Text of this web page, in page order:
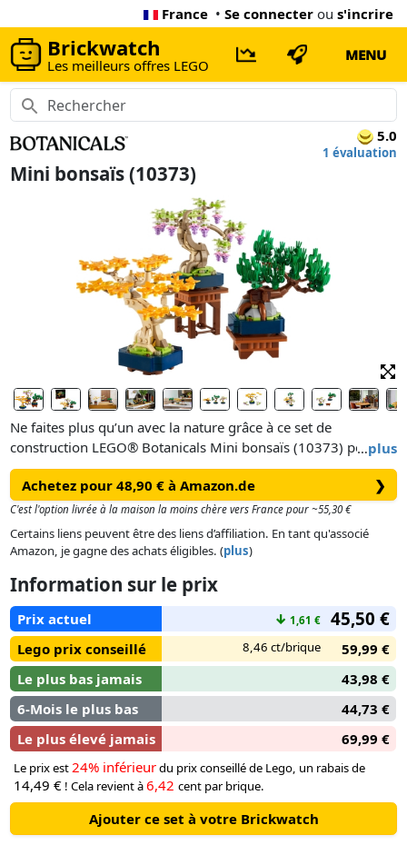
France • Se connecter ou s'incrire
Brickwatch
Les meilleurs offres LEGO
MENU
5.0
1 évaluation
Mini bonsaïs (10373)
…plus
Ne faites plus qu’un avec la nature grâce à ce set de
construction LEGO® Botanicals Mini bonsaïs (10373) pour
adultes, qui offre un projet agréable aux amoureux des
plantes.Décompressez en construisant 3 bonsaïs majestueux
: un ginkgo aux feuilles dorées, un pin noir aux aiguilles
vertes et une glycine ornée de fleurs lilas suspendues.
Chaque mini bonsaï est doté d’un feuillage interchangeable,
personnalisant vos arbres et en échangeant leurs feuilles. Le
set comprend également 2 supports qui offrent la possibilité
d’exposer les bonsaïs à différentes hauteurs et sous divers
angles, faisant de ces créations de superbes éléments de
décoration.
Achetez pour 48,90 € à Amazon.de ❯
C'est l'option livrée à la maison la moins chère vers France pour ~55,30 €
Certains liens peuvent être des liens d’affiliation. En tant qu'associé
Amazon, je gagne des achats éligibles. (plus)
Information sur le prix
Prix actuel ↓ 1,61 € 45,50 €
Lego prix conseillé 8,46 ct/brique
59,99 €
Le plus bas jamais
43,98 €
6-Mois le plus bas
44,73 €
Le plus élevé jamais
69,99 €
Le prix est24% inférieurdu prix conseillé de Lego, un rabais de
14,49 € ! Cela revient à6,42 cent par brique.
Ajouter ce set à votre Brickwatch